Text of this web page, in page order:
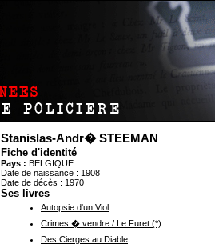
Stanislas-Andr� STEEMAN
Fiche d'identité
Pays : BELGIQUE
Date de naissance : 1908
Date de décès : 1970
Ses livres
Autopsie d'un Viol
Crimes � vendre / Le Furet (*)
Des Cierges au Diable